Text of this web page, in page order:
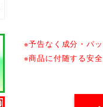
※予告なく成分・パ
※商品に付随する安